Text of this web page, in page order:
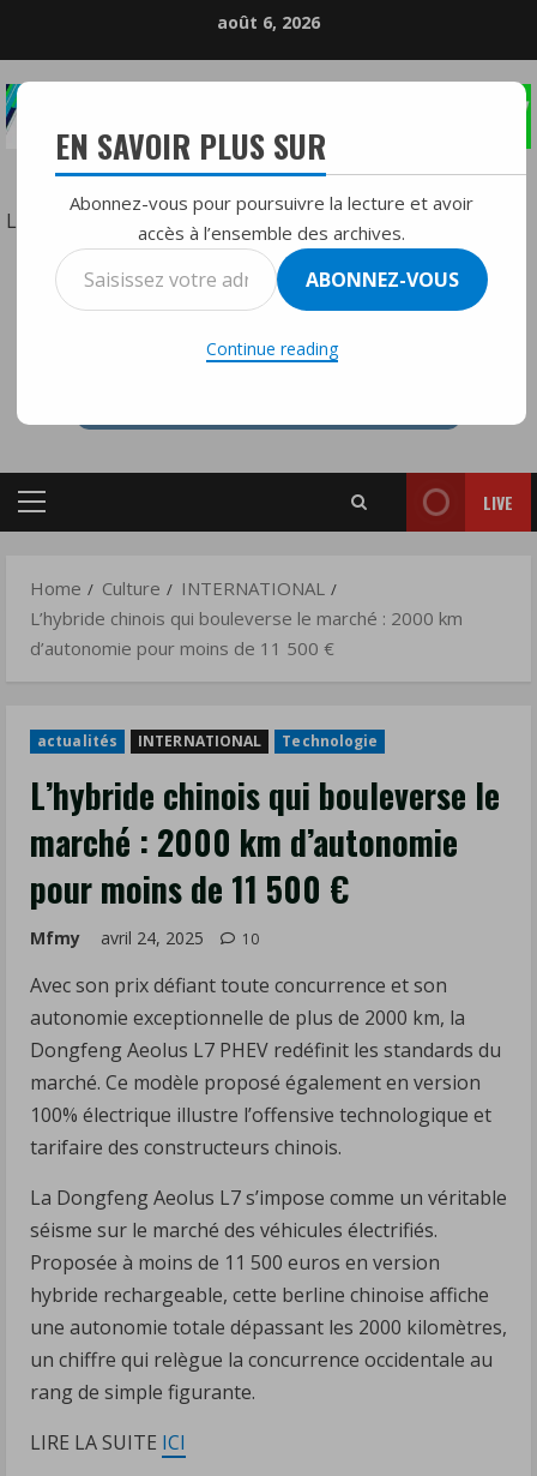
content
août 6, 2026
LA RÉFÉRENCE DE LA RADIO DIFFUSION
Lire la suite
L’hybride
chinois
qui
bouleverse
2000
pour
moins
de
€
RTVMFMY+
Primary
LIVE
Home Culture
INTERNATIONAL
L’hybride chinois qui bouleverse le marché : 2000 km
d’autonomie pour moins de 11 500 €
actualités INTERNATIONAL Technologie
L’hybride chinois qui bouleverse le
marché : 2000 km d’autonomie
pour moins de 11 500 €
Mfmy avril 24, 2025 10
Avec son prix défiant toute concurrence et son
autonomie exceptionnelle de plus de 2000 km, la
Dongfeng Aeolus L7 PHEV redéfinit les standards du
marché. Ce modèle proposé également en version
100% électrique illustre l’offensive technologique et
tarifaire des constructeurs chinois.
La Dongfeng Aeolus L7 s’impose comme un véritable
séisme sur le marché des véhicules électrifiés.
Proposée à moins de 11 500 euros en version
hybride rechargeable, cette berline chinoise affiche
une autonomie totale dépassant les 2000 kilomètres,
un chiffre qui relègue la concurrence occidentale au
rang de simple figurante.
LIRE LA SUITE ICI
EN SAVOIR PLUS SUR
Abonnez-vous pour poursuivre la lecture et avoir
accès à l’ensemble des archives.
Saisissez
votre
ABONNEZ-VOUS
Continue reading